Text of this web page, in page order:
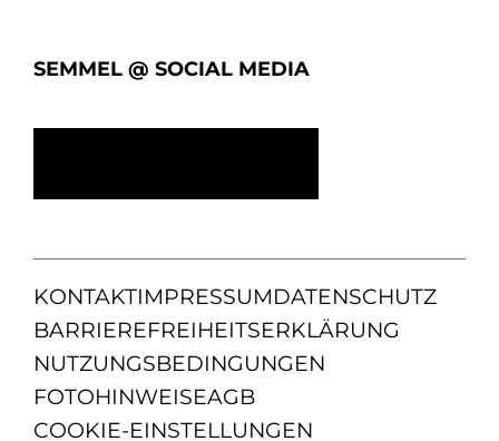
SEMMEL @ SOCIAL MEDIA
KONTAKTIMPRESSUMDATENSCHUTZ
BARRIEREFREIHEITSERKLÄRUNG
NUTZUNGSBEDINGUNGEN
FOTOHINWEISEAGB
COOKIE-EINSTELLUNGEN